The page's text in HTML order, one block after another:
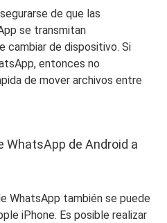
de que las
se transmitan
cambiar de dispositivo. Si
entonces no
de mover archivos entre
WhatsApp de Android a
WhatsApp también se puede
iPhone. Es posible realizar